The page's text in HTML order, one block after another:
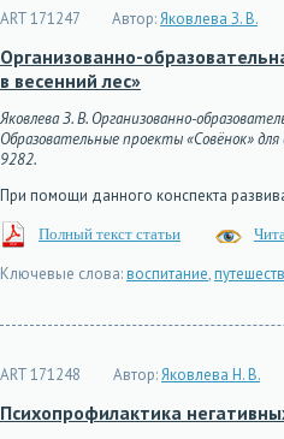
ART 171247 Автор:Яковлева З. В.
Организованно-
в весенний лес»
Яковлева З. В. Организованно-
Образовательные проекты «Совёнок»
9282.
При помощи данного конспекта
Полный текст статьи
Ключевые слова:воспитание,
ART 171248 Автор:Яковлева Н. В.
Психопрофилактика